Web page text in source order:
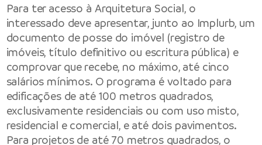
Para ter acesso à Arquitetura Social, o
interessado deve apresentar, junto ao Implurb, um
documento de posse do imóvel (registro de
imóveis, título definitivo ou escritura pública) e
comprovar que recebe, no máximo, até cinco
salários mínimos. O programa é voltado para
edificações de até 100 metros quadrados,
exclusivamente residenciais ou com uso misto,
residencial e comercial, e até dois pavimentos.
Para projetos de até 70 metros quadrados, o